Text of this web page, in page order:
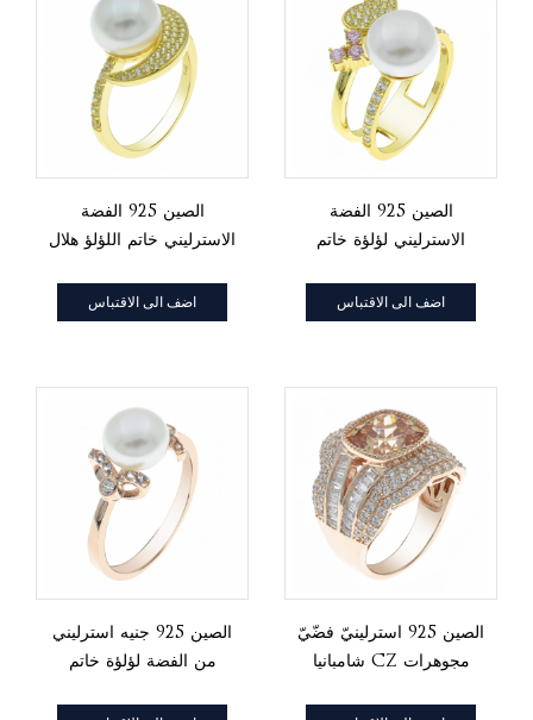
الصين 925 الفضة
الاسترليني خاتم اللؤلؤ هلال
اضف الى الاقتباس
الصين 925 الفضة
الاسترليني لؤلؤة خاتم
اضف الى الاقتباس
الصين 925 جنيه استرليني
من الفضة لؤلؤة خاتم
الصين 925 استرلينيّ فضّيّ
شامبانيا cz مجوهرات